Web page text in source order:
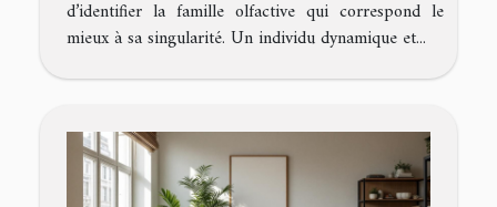
d’identifier la famille olfactive qui correspond le
mieux à sa singularité. Un individu dynamique et...